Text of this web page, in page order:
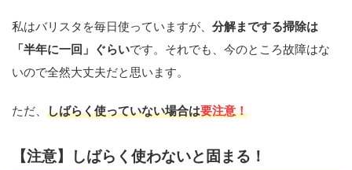
私はバリスタを毎日使っていますが、 分解までする掃除は
「半年に一回」ぐらいです。それでも、今のところ故障はな
いので全然大丈夫だと思います。
ただ、 しばらく使っていない場合は要注意！
【注意】しばらく使わないと固まる！